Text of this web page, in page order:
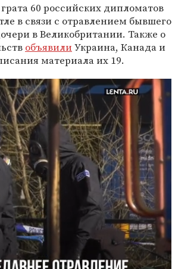
60 российских дипломатов
в связи с отравлением бывшего
в Великобритании. Также о
объявилиУкраина, Канада и
материала их 19.